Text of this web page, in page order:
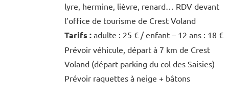
lyre, hermine, lièvre, renard… RDV devant
l’office de tourisme de Crest Voland
Tarifs :adulte : 25 € / enfant – 12 ans : 18 €
Prévoir véhicule, départ à 7 km de Crest
Voland (départ parking du col des Saisies)
Prévoir raquettes à neige + bâtons